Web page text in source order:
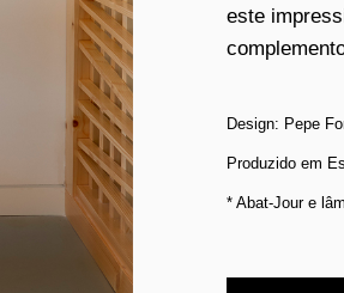
este
Design: Pepe
Produzido em
* Abat-Jour e